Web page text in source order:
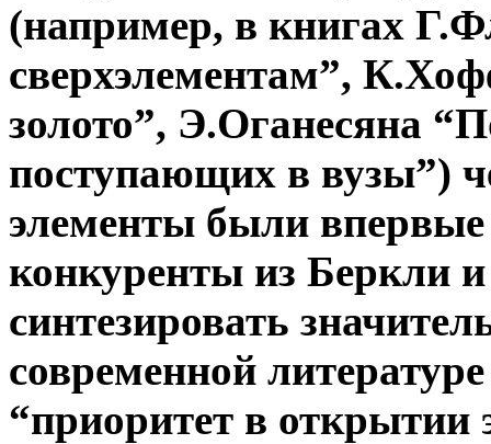
(например, в книгах
сверхэлементам”,
золото”, Э.Оганесяна
поступающих в вузы”)
элементы были
конкуренты из Беркли
синтезировать
современной
“приоритет в открытии